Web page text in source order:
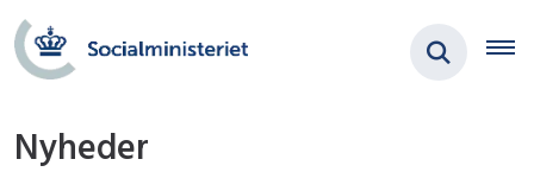
Nyheder